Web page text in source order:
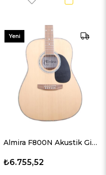
Almira F800N Akustik Gitar
₺6.755,52
Yeni